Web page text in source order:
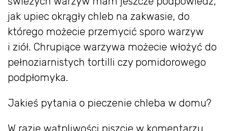
jak upiec okrągły chleb na zakwasie, do
którego możecie przemycić sporo warzyw
i ziół. Chrupiące warzywa możecie włożyć do
pełnoziarnistych tortilli czy pomidorowego
podpłomyka.
Jakieś pytania o pieczenie chleba w domu?
W razie wątpliwości piszcie w komentarzu